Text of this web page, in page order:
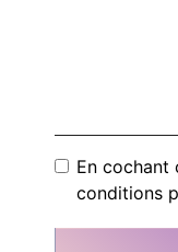
En cochant
conditions